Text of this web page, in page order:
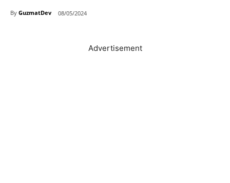
By GuzmatDev 08/05/2024
Advertisement